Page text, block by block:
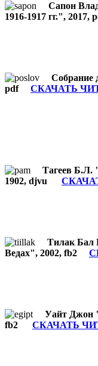
Сапон
1916-1917 гг.",
Собрание
pdf СКАЧАТЬ
Тагеев Б.Л.
1902, djvu
Тилак Бал
Ведах", 2002, fb2
Уайт Джон
fb2 СКАЧАТЬ